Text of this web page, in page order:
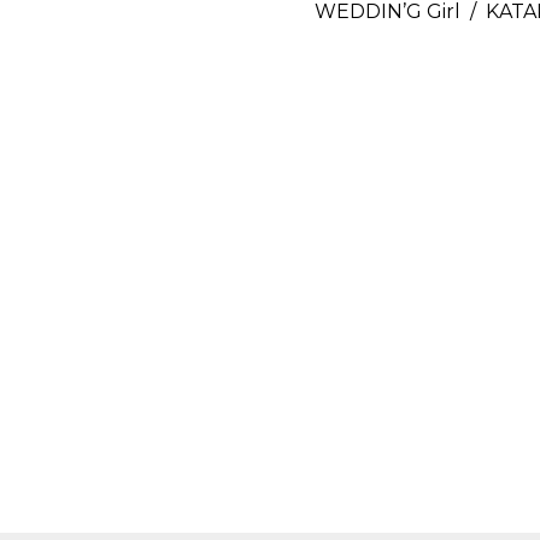
WEDDIN’G Girl /